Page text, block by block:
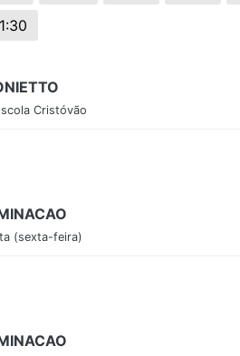
Cristóvão
(sexta-feira)